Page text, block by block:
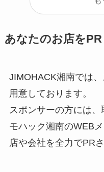
あなたのお店を
JIMOHACK湘南では
用意しております。
スポンサーの方には
モハック湘南のWEB
店や会社を全力でPR